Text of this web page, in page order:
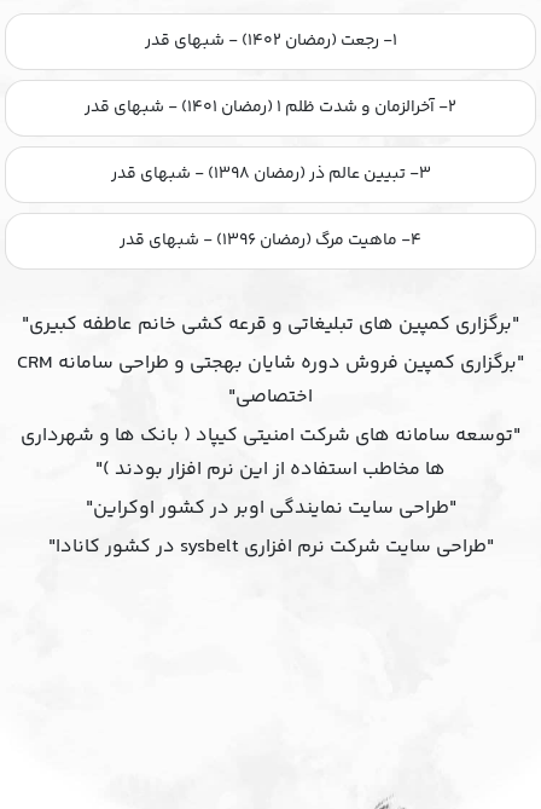
۱- رجعت (رمضان ۱۴۰۲) - شبهای قدر
۲- آخرالزمان و شدت ظلم ۱ (رمضان ۱۴۰۱) - شبهای قدر
۳- تبیین عالم ذر (رمضان ۱۳۹۸) - شبهای قدر
۴- ماهیت مرگ (رمضان ۱۳۹۶) - شبهای قدر
"برگزاری کمپین های تبلیغاتی و قرعه کشی خانم عاطفه کبیری"
"برگزاری کمپین فروش دوره شایان بهجتی و طراحی سامانه CRM
اختصاصی"
"توسعه سامانه های شرکت امنیتی کیپاد ( بانک ها و شهرداری
ها مخاطب استفاده از این نرم افزار بودند )"
"طراحی سایت نمایندگی اوبر در کشور اوکراین"
"طراحی سایت شرکت نرم افزاری sysbelt در کشور کانادا"